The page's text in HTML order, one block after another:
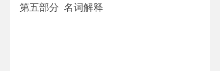
第五部分 名词解释